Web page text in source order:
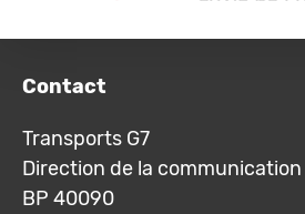
Contact
Transports G7
Direction de la communication
BP 40090